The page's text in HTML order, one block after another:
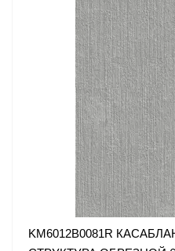
KM6012B0081R